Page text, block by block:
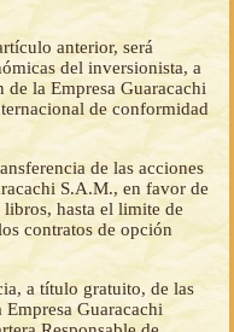
anterior, será
del inversionista, a
la Empresa Guaracachi
de conformidad
de las acciones
S.A.M., en favor de
hasta el limite de
contratos de opción
a título gratuito, de las
Guaracachi